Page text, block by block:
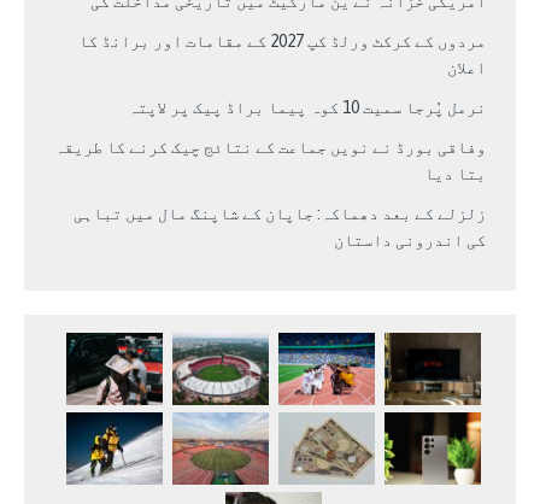
مردوں کے کرکٹ ورلڈ کپ 2027 کے مقامات اور برانڈ کا
اعلان
نرمل پُرجا سمیت 10 کوہ پیما براڈ پیک پر لاپتہ
وفاقی بورڈ نے نویں جماعت کے نتائج چیک کرنے کا طریقہ
بتا دیا
زلزلے کے بعد دھماکہ: جاپان کے شاپنگ مال میں تباہی
کی اندرونی داستان